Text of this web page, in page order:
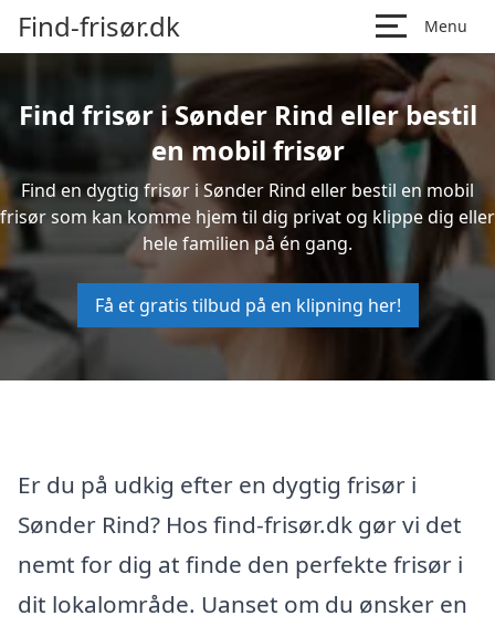
Find-frisør.dk Menu
Find frisør i Sønder Rind eller bestil
en mobil frisør
Find en dygtig frisør i Sønder Rind eller bestil en mobil
frisør som kan komme hjem til dig privat og klippe dig eller
hele familien på én gang.
Få et gratis tilbud på en klipning her!
Er du på udkig efter en dygtig frisør i
Sønder Rind? Hos find-frisør.dk gør vi det
nemt for dig at finde den perfekte frisør i
dit lokalområde. Uanset om du ønsker en